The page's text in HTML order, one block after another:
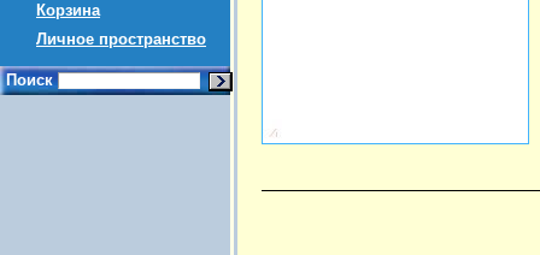
Корзина
Личное пространство
Поиск